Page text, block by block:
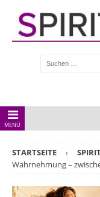
MENÜ
STARTSEITE
Wahrnehmung –